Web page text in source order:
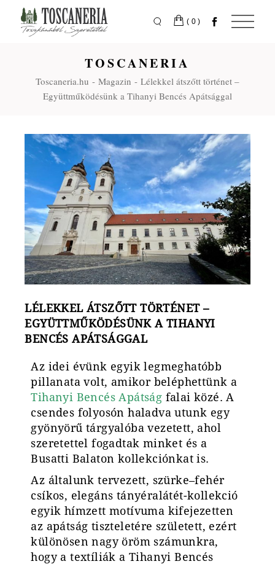
(0)
TOSCANERIA
Toscaneria.hu Magazin
Lélekkel átszőtt történet –
Együttműködésünk a Tihanyi Bencés Apátsággal
LÉLEKKEL ÁTSZŐTT TÖRTÉNET –
EGYÜTTMŰKÖDÉSÜNK A TIHANYI
BENCÉS APÁTSÁGGAL
Az idei évünk egyik legmeghatóbb
pillanata volt, amikor beléphettünk a
Tihanyi Bencés Apátság falai közé. A
csendes folyosón haladva utunk egy
gyönyörű tárgyalóba vezetett, ahol
szeretettel fogadtak minket és a
Busatti Balaton kollekciónkat is.
Az általunk tervezett, szürke–fehér
csíkos, elegáns tányéralátét-kollekció
egyik hímzett motívuma kifejezetten
az apátság tiszteletére született, ezért
különösen nagy öröm számunkra,
hogy a textíliák a Tihanyi Bencés